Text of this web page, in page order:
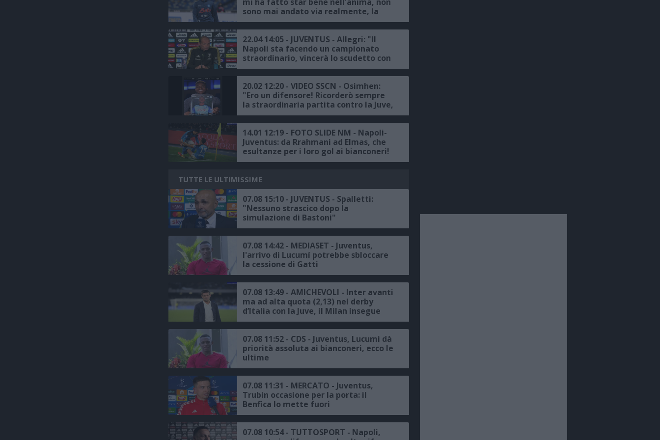
sono mai andato via realmente, la
partita contro la Juventus in
Supercoppa il giorno più bello della
mia vita"
22.04 14:05 - JUVENTUS - Allegri: "Il
Napoli sta facendo un campionato
straordinario, vincerà lo scudetto con
merito, noi vogliamo provare a
battere la capolista che ha voglia di
rivalsa dopo la Champions"
20.02 12:20 - VIDEO SSCN - Osimhen:
"Ero un difensore! Ricorderò sempre
la straordinaria partita contro la Juve,
Maradona il più grande di tutti",
Lozano: "Bellissimo giocare allo
stadio Maradona"
14.01 12:19 - FOTO SLIDE NM - Napoli-
Juventus: da Rrahmani ad Elmas, che
esultanze per i loro gol ai bianconeri!
TUTTE LE ULTIMISSIME
07.08 15:10 - JUVENTUS - Spalletti:
"Nessuno strascico dopo la
simulazione di Bastoni"
07.08 14:42 - MEDIASET - Juventus,
l'arrivo di Lucumí potrebbe sbloccare
la cessione di Gatti
07.08 13:49 - AMICHEVOLI - Inter avanti
ma ad alta quota (2,13) nel derby
d’Italia con la Juve, il Milan insegue
contro il Chelsea
07.08 11:52 - CDS - Juventus, Lucumi dà
priorità assoluta ai bianconeri, ecco le
ultime
07.08 11:31 - MERCATO - Juventus,
Trubin occasione per la porta: il
Benfica lo mette fuori
07.08 10:54 - TUTTOSPORT - Napoli,